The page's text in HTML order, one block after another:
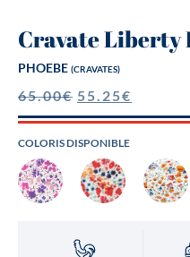
Cravate Liberty
PHOEBE (CRAVATES)
65.00€ 55.25€
COLORIS DISPONIBLE